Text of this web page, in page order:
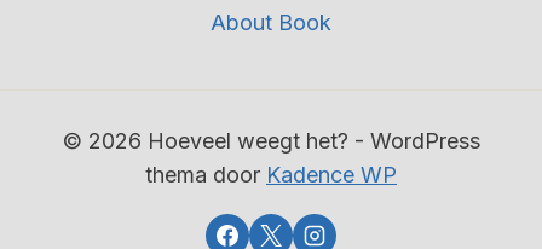
About Book
© 2026 Hoeveel weegt het? - WordPress
thema door Kadence WP